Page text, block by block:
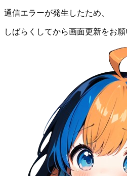
通信エラーが発生したため、
しばらくしてから画面更新をお願